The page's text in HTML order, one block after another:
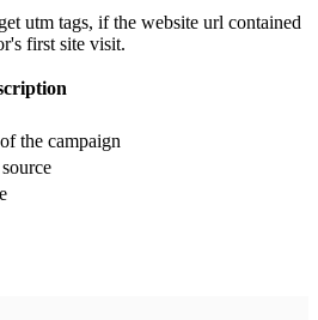
utm tags, if the website url contained
first site visit.
the campaign